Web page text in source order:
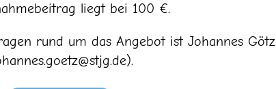
liegt bei 100 €.
rund um das Angebot ist Johannes Götz